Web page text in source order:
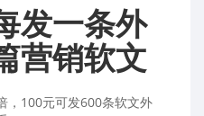
发一条外
营销软文
，100元可发600条软文外